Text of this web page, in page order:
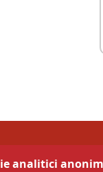
Trento
analitici